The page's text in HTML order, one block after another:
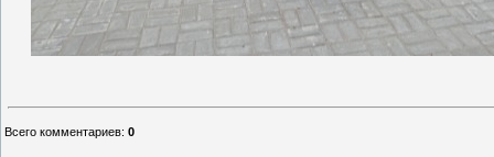
Всего комментариев: 0